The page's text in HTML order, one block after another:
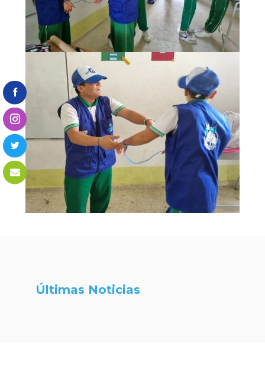
Últimas Noticias